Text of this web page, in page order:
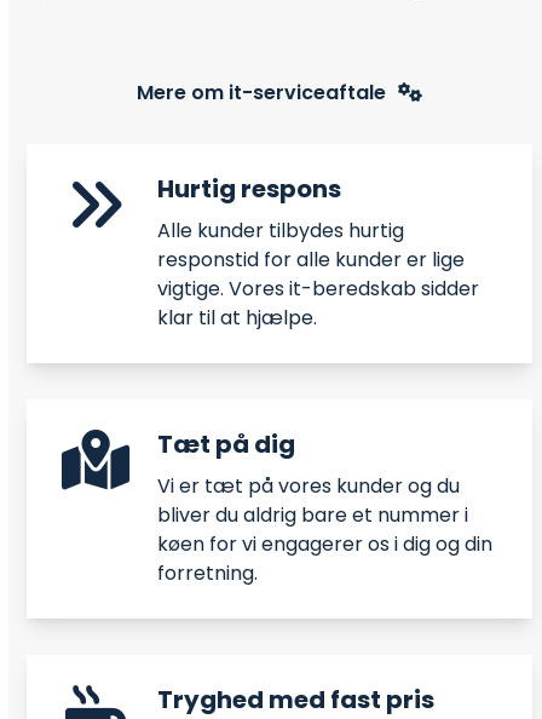
Mere om it-serviceaftale
Hurtig respons
Alle kunder tilbydes hurtig
responstid for alle kunder er lige
vigtige. Vores it-beredskab sidder
klar til at hjælpe.
Tæt på dig
Vi er tæt på vores kunder og du
bliver du aldrig bare et nummer i
køen for vi engagerer os i dig og din
forretning.
Tryghed med fast pris